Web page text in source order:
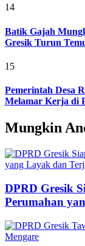
14
Batik Gajah
Gresik Turun
15
Pemerintah Desa
Melamar Kerja di
Mungkin
DPRD Gresik
Perumahan